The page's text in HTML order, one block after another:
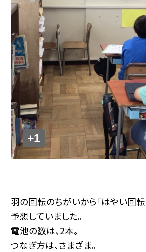
+1
羽の回転のちがいから「はやい回
予想していました。
電池の数は、2本。
つなぎ方は、さまざま。